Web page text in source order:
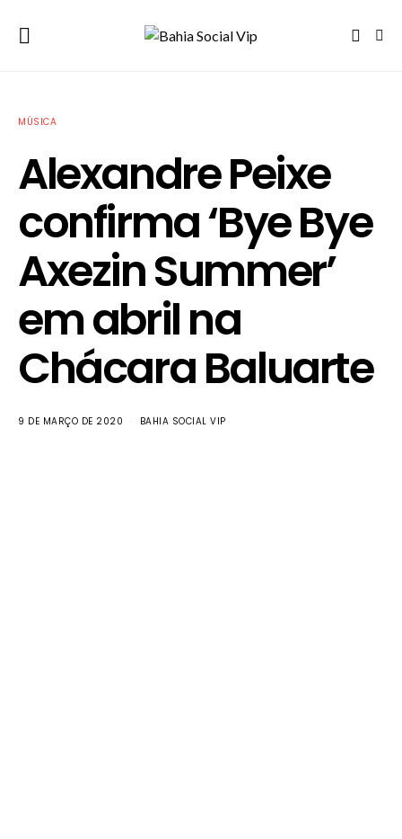
MÚSICA
Alexandre Peixe
confirma ‘Bye Bye
Axezin Summer’
em abril na
Chácara Baluarte
9 DE MARÇO DE 2020 BAHIA SOCIAL VIP